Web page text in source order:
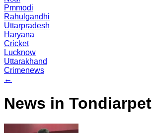
Pmmodi
Rahulgandhi
Uttarpradesh
Haryana
Cricket
Lucknow
Uttarakhand
Crimenews
←
News in Tondiarpet